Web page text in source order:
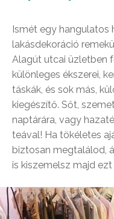
Ismét egy hangulatos
lakásdekoráció
Alagút utcai üzletben
különleges ékszerei,
táskák, és sok más,
kiegészítő. Sőt,
naptárára, vagy
teával! Ha tökéletes
biztosan megtalálod,
is kiszemelsz majd ezt